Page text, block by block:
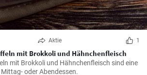
Aktie 1
mit Brokkoli und Hähnchenfleisch
mit Brokkoli und Hähnchenfleisch sind eine
oder Abendessen.